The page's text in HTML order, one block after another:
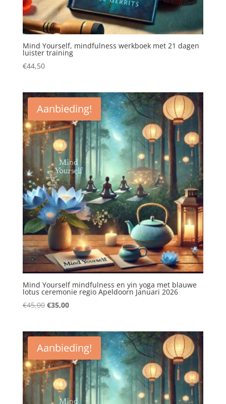
Mind Yourself, mindfulness werkboek met 21 dagen
luister training
€44,50
Aanbieding!
Mind Yourself mindfulness en yin yoga met blauwe
lotus ceremonie regio Apeldoorn Januari 2026
€45,00 Oorspronkelijke
€45,00.
€35,00Huidige
€35,00.
Aanbieding!